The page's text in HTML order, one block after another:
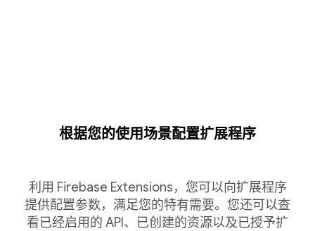
根据您的使用场景配置扩展程序
利用 Firebase Extensions，您可以向扩展程序
提供配置参数，满足您的特有需要。您还可以查
看已经启用的 API、已创建的资源以及已授予扩